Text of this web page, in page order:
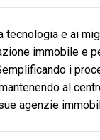
tecnologia e ai
immobile e
i
al
agenzie